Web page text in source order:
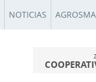
NOTICIAS